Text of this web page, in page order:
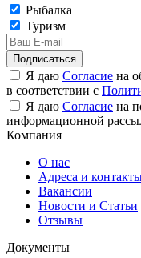
Рыбалка
Туризм
Подписаться
Я даю Согласие на
в соответствии с
Я даю Согласие на
информационной
Компания
О нас
Адреса и
Вакансии
Новости и Статьи
Отзывы
Документы